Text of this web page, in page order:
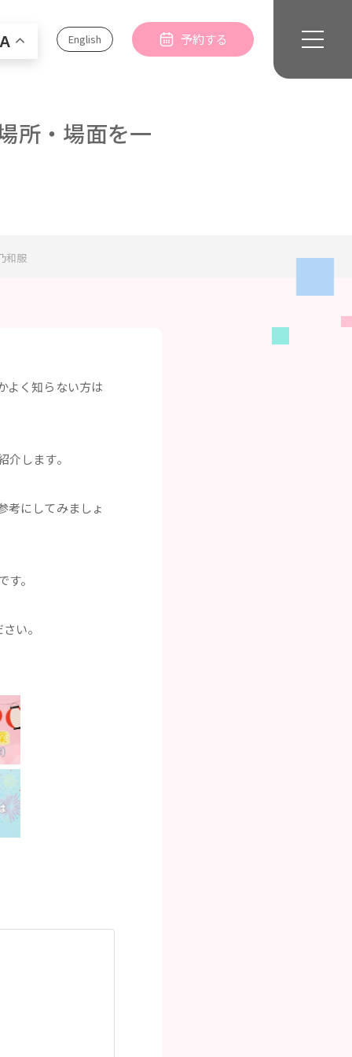
English 予約する
所・場面を一
和服
よく知らない方は
します。
考にしてみましょ
す。
い。